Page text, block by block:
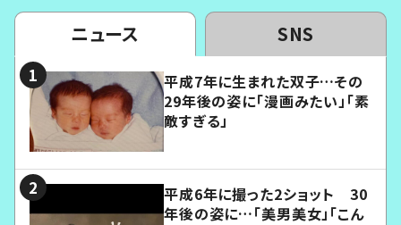
ニュース SNS
平成7年に生まれた双子…その
29年後の姿に「漫画みたい」「素
敵すぎる」
平成6年に撮った2ショット 30
年後の姿に…「美男美女」「こん